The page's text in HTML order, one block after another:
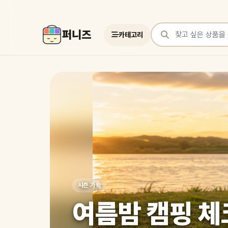
퍼니즈 카테고리
상품 검색
여러 쇼핑몰 상품을 한곳에서 찾아보세요
시즌 기획
여름밤 캠핑 체